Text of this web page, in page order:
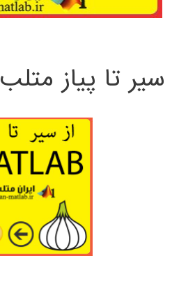
سیر تا پیاز متلب MATLAB